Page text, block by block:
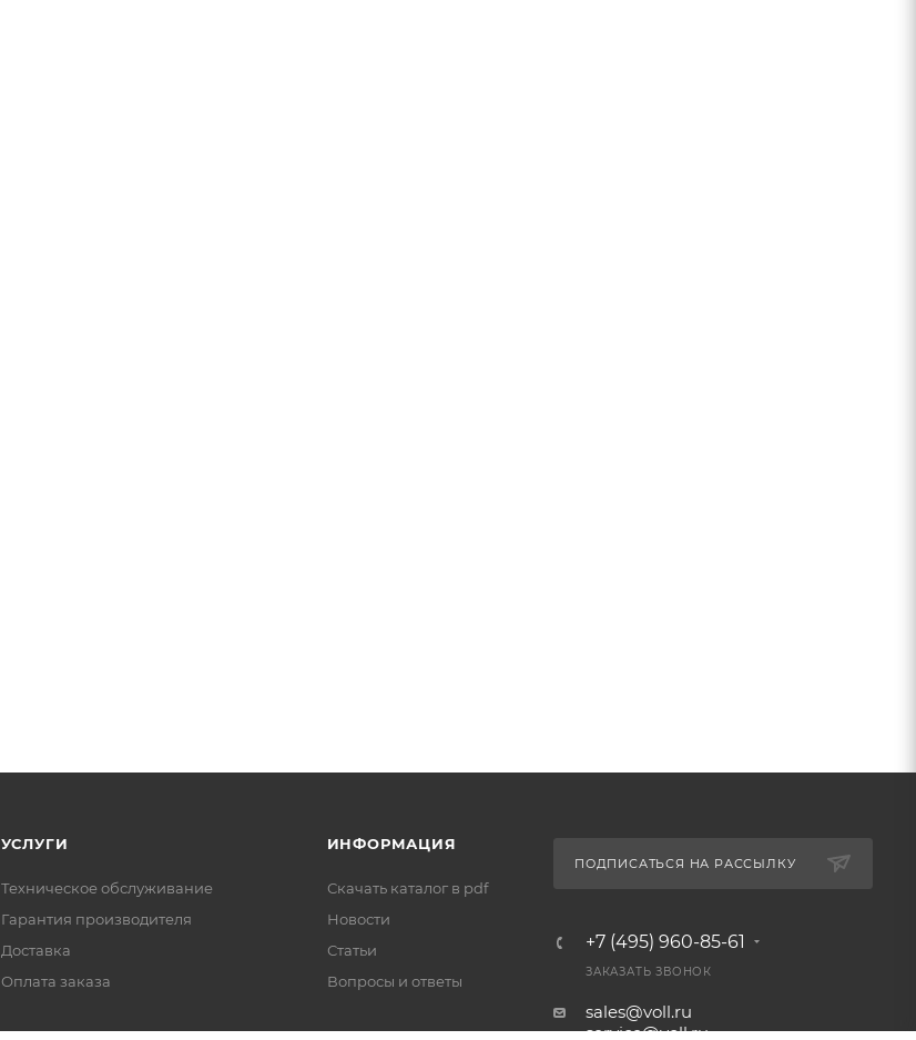
УСЛУГИ
Техническое обслуживание
Гарантия производителя
Доставка
Оплата заказа
ИНФОРМАЦИЯ
Скачать каталог в pdf
Новости
Статьи
Вопросы и ответы
ПОДПИСАТЬСЯ НА РАССЫЛКУ
+7 (495) 960-85-61
ЗАКАЗАТЬ ЗВОНОК
sales@voll.ru
service@voll.ru